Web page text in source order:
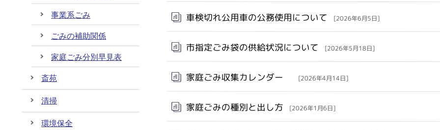
車検切れ公用車の公務使用について [2026年6月5日]
市指定ごみ袋の供給状況について [2026年5月18日]
家庭ごみ収集カレンダー [2026年4月14日]
家庭ごみの種別と出し方 [2026年1月6日]
事業系ごみ
ごみの補助関係
家庭ごみ分別早見表
斎苑
清掃
環境保全